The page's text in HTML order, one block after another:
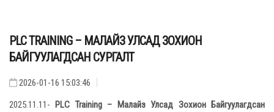
PLC TRAINING – МАЛАЙЗ УЛСАД ЗОХИОН
БАЙГУУЛАГДСАН СУРГАЛТ
2026-01-16 15:03:46
2025.11.11- PLC Training – Малайз Улсад Зохион Байгуулагдсан